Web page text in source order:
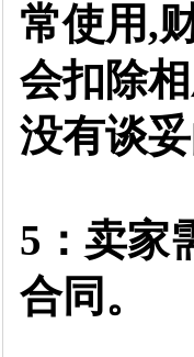
常使用,
会扣除
没有谈
5：卖家
合同。